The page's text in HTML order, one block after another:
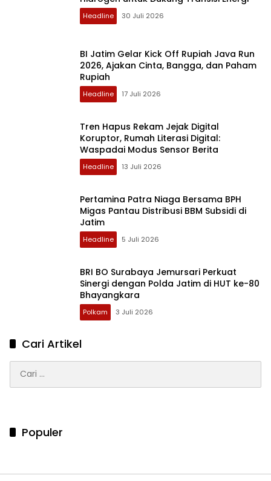
Headline 30 Juli 2026
BI Jatim Gelar Kick Off Rupiah Java Run
2026, Ajakan Cinta, Bangga, dan Paham
Rupiah
Headline 17 Juli 2026
Tren Hapus Rekam Jejak Digital
Koruptor, Rumah Literasi Digital:
Waspadai Modus Sensor Berita
Headline 13 Juli 2026
Pertamina Patra Niaga Bersama BPH
Migas Pantau Distribusi BBM Subsidi di
Jatim
Headline 5 Juli 2026
BRI BO Surabaya Jemursari Perkuat
Sinergi dengan Polda Jatim di HUT ke-80
Bhayangkara
Polkam 3 Juli 2026
Cari Artikel
untuk:
Populer